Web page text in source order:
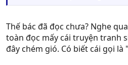
Thế bác đã đọc chưa? Nghe
toàn đọc mấy cái truyện tranh
đây chém gió. Có biết cái gọi là